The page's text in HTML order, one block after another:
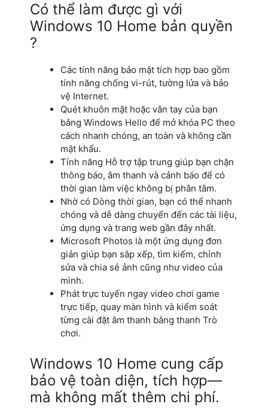
Có thể làm được gì với
Windows 10 Home bản quyền
?
Các tính năng bảo mật tích hợp bao gồm
tính năng chống vi-rút, tường lửa và bảo
vệ Internet.
Quét khuôn mặt hoặc vân tay của bạn
bằng Windows Hello để mở khóa PC theo
cách nhanh chóng, an toàn và không cần
mật khẩu.
Tính năng Hỗ trợ tập trung giúp bạn chặn
thông báo, âm thanh và cảnh báo để có
thời gian làm việc không bị phân tâm.
Nhờ có Dòng thời gian, bạn có thể nhanh
chóng và dễ dàng chuyển đến các tài liệu,
ứng dụng và trang web gần đây nhất.
Microsoft Photos là một ứng dụng đơn
giản giúp bạn sắp xếp, tìm kiếm, chỉnh
sửa và chia sẻ ảnh cũng như video của
mình.
Phát trực tuyến ngay video chơi game
trực tiếp, quay màn hình và kiểm soát
từng cài đặt âm thanh bằng thanh Trò
chơi.
Windows 10 Home cung cấp
bảo vệ toàn diện, tích hợp—
mà không mất thêm chi phí.